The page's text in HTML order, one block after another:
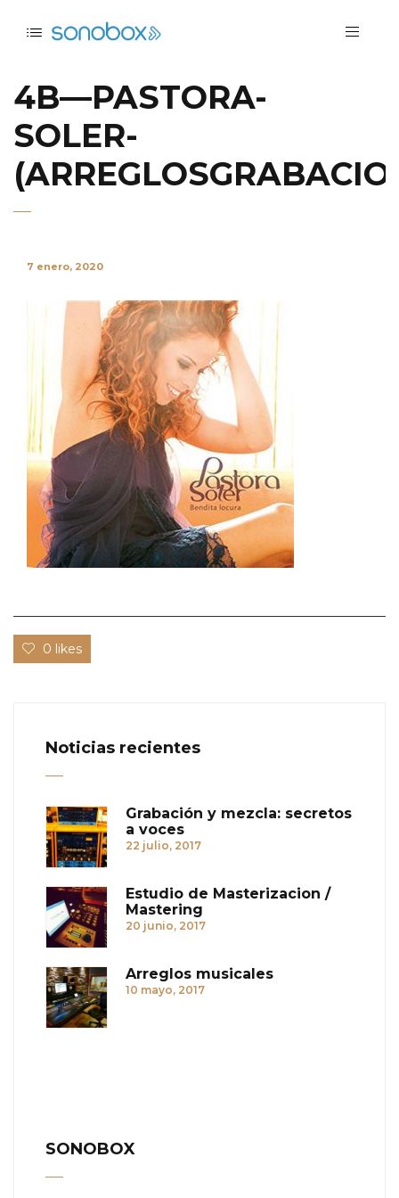
4B—PASTORA-
SOLER-
7 enero, 2020
0 likes
Noticias recientes
Grabación y mezcla: secretos
a voces
22 julio, 2017
Estudio de Masterizacion /
Mastering
20 junio, 2017
Arreglos musicales
10 mayo, 2017
SONOBOX